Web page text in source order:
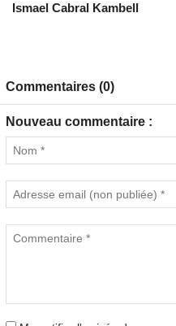
Ismael Cabral Kambell
Commentaires (0)
Nouveau commentaire :